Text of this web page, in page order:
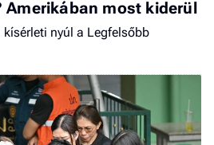
Amerikában most kiderül
kísérleti nyúl a Legfelsőbb